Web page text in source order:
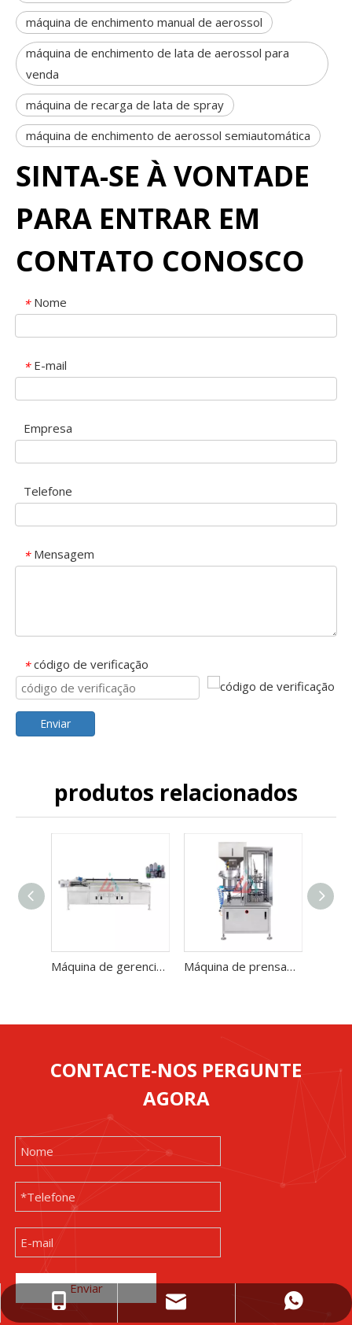
máquina de enchimento manual de aerossol
máquina de enchimento de lata de aerossol para
venda
máquina de recarga de lata de spray
máquina de enchimento de aerossol semiautomática
SINTA-SE À VONTADE
PARA ENTRAR EM
CONTATO CONOSCO
* Nome
* E-mail
Empresa
Telefone
* Mensagem
* código de verificação
Enviar
produtos relacionados
Máquina de gerenciamento totalmente automática para garrafa de aerossol Máquina de prensagem automática de bico para linha de enchimento de aerossol totalmente automática
CONTACTE-NOS PERGUNTE
AGORA
Enviar
+86-15089890309
wejing@wejingmachine.com
+86 15089890309